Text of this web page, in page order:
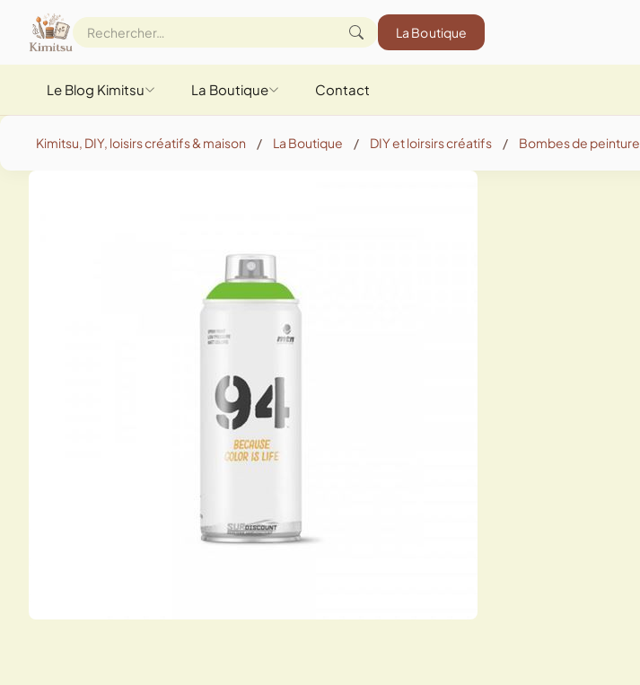
La Boutique
Le Blog Kimitsu La Boutique Contact
Kimitsu, DIY, loisirs créatifs & maison / La Boutique / DIY et loirsirs créatifs / Bombes de peinture